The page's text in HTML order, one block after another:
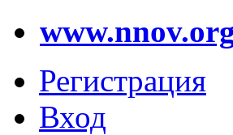
Регистрация
Вход